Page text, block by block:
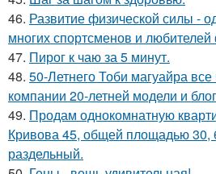
46. Развитие физической силы -
многих спортсменов и
47. Пирог к чаю за 5 минут.
48. 50-Летнего Тоби магуайра
компании 20-летней модели и
49. Продам однокомнатную
Кривова 45, общей площадью 30,
раздельный.